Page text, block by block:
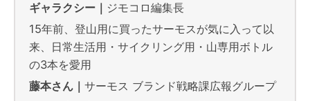
ギャラクシー｜ ジモコロ編集長
15年前、登山用に買ったサーモスが気に入って以
来、日常生活用・サイクリング用・山専用ボトル
の3本を愛用
藤本さん｜ サーモス ブランド戦略課広報グループ